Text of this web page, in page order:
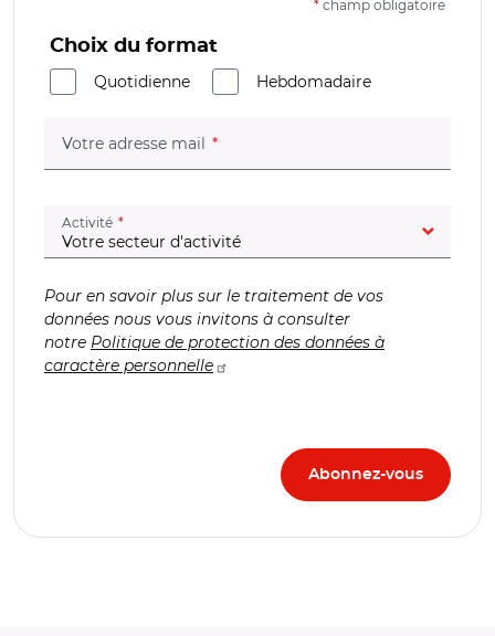
* champ obligatoire
Choix du format
Quotidienne
Hebdomadaire
Votre adresse mail (champ obligatoire)
Activité (champ obligatoire)
Pour en savoir plus sur le traitement de vos
données nous vous invitons à consulter
notre Politique de protection des données à
caractère personnelle